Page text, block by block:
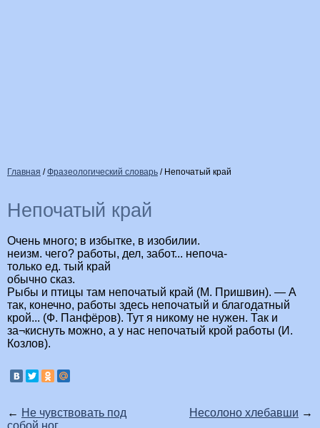
Главная /Фразеологический словарь / Непочатый край
Непочатый край
Очень много; в избытке, в изобилии.
неизм. чего? работы, дел, забот... непоча-
только ед. тый край
обычно сказ.
Рыбы и птицы там непочатый край (М. Пришвин). — А
так, конечно, работы здесь непочатый и благодатный
крой... (Ф. Панфёров). Тут я никому не нужен. Так и
за¬киснуть можно, а у нас непочатый крой работы (И.
Козлов).
← Не чувствовать под
Несолоно хлебавши →